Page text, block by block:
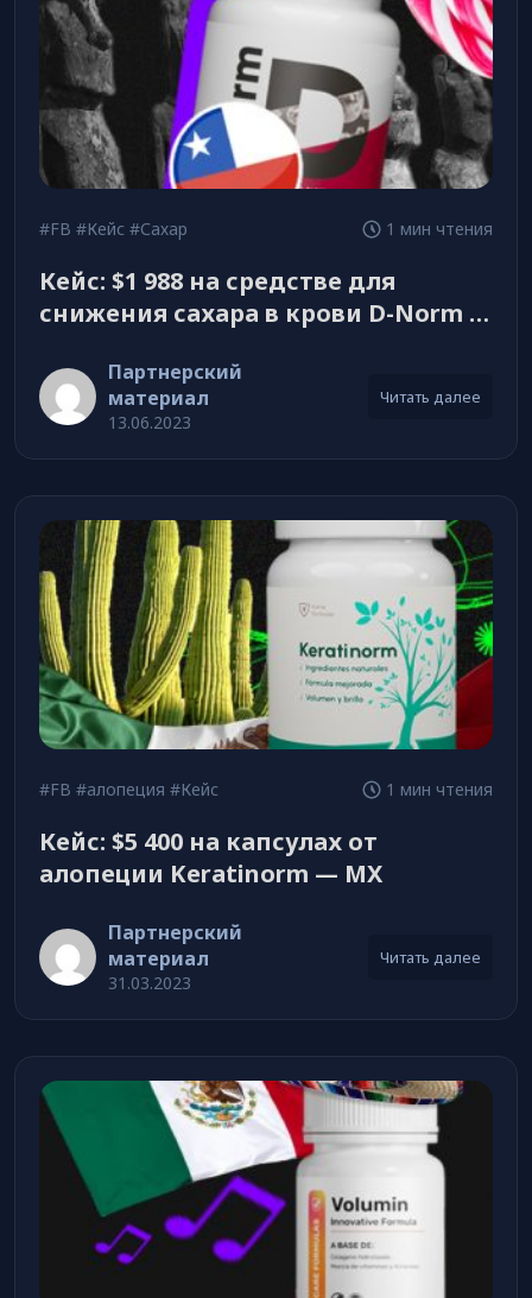
#FB #Кейс #Сахар 1 мин чтения
Кейс: $1 988 на средстве для
снижения сахара в крови D-Norm —
Партнерский
материал
13.06.2023
Читать далее
#FB #алопеция #Кейс 1 мин чтения
Кейс: $5 400 на капсулах от
алопеции Keratinorm — MX
Партнерский
материал
31.03.2023
Читать далее